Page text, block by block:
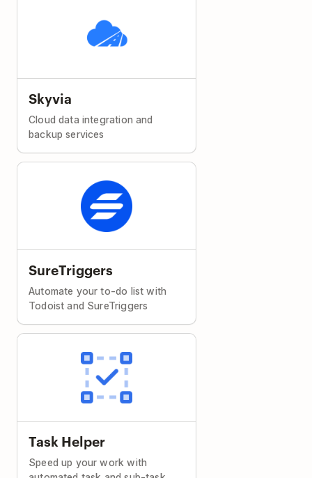
Skyvia
Cloud data integration and
backup services
SureTriggers
Automate your to-do list with
Todoist and SureTriggers
Task Helper
Speed up your work with